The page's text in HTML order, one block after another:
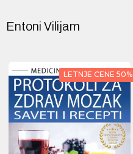
Entoni Vilijam
LETNJE CENE 50%